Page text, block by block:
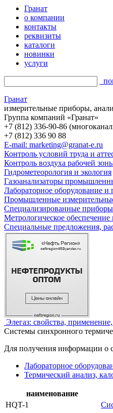
Гранат
о компании
контакты
реквизиты
каталоги
новинки
услуги
Гранат
измерительные приборы,
Группа компаний «Гранат»
+7 (812) 336-90-86
+7 (812) 336 90 88
E-mail: marketing@granat-e.ru
Контроль условий труда и
Контроль воздуха рабочей
Гидрометеорология и экология
Газоанализаторы
Лабораторное оборудование и
Промышленные
Специализированные приборы
Метрологическое обеспечение
Специальные предложения,
Элегаз: свойства,
Системы синхронного
Для получения информации о
Лабораторное
Термический анализ,
наименование
HQT-1